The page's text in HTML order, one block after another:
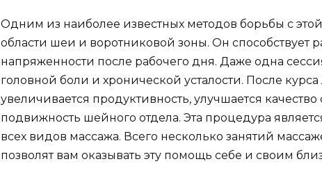
Одним из наиболее известных методов борьбы с
области шеи и воротниковой зоны. Он способствует
напряженности после рабочего дня. Даже одна
головной боли и хронической усталости. После
увеличивается продуктивность, улучшается качество
подвижность шейного отдела. Эта процедура
всех видов массажа. Всего несколько занятий
позволят вам оказывать эту помощь себе и своим